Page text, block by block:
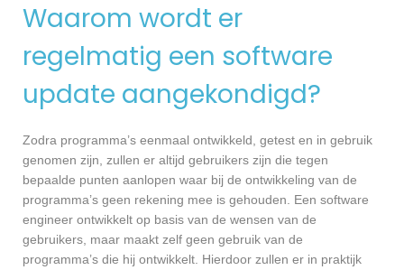
Waarom wordt er
regelmatig een software
update aangekondigd?
Zodra programma’s eenmaal ontwikkeld, getest en in gebruik
genomen zijn, zullen er altijd gebruikers zijn die tegen
bepaalde punten aanlopen waar bij de ontwikkeling van de
programma’s geen rekening mee is gehouden. Een software
engineer ontwikkelt op basis van de wensen van de
gebruikers, maar maakt zelf geen gebruik van de
programma’s die hij ontwikkelt. Hierdoor zullen er in praktijk